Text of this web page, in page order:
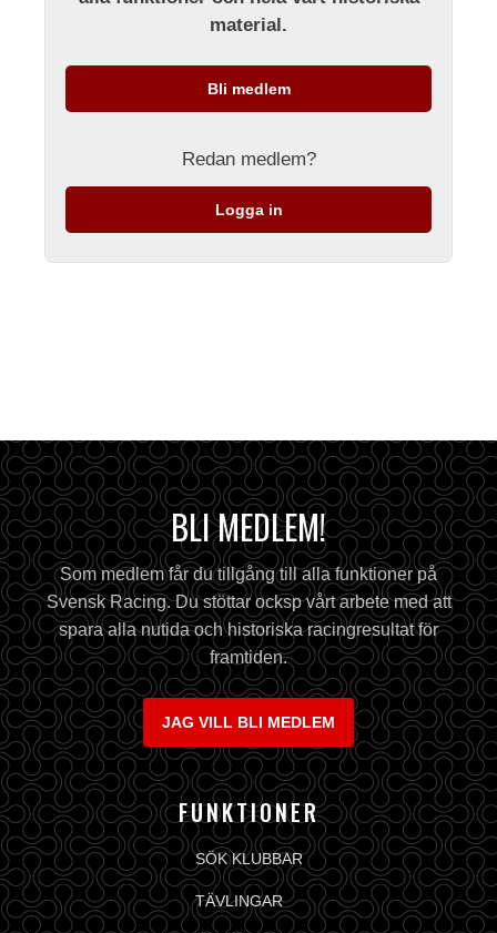
material.
Bli medlem
Redan medlem?
Logga in
BLI MEDLEM!
Som medlem får du tillgång till alla funktioner på
Svensk Racing. Du stöttar ocksp vårt arbete med att
spara alla nutida och historiska racingresultat för
framtiden.
JAG VILL BLI MEDLEM
FUNKTIONER
SÖK KLUBBAR
TÄVLINGAR